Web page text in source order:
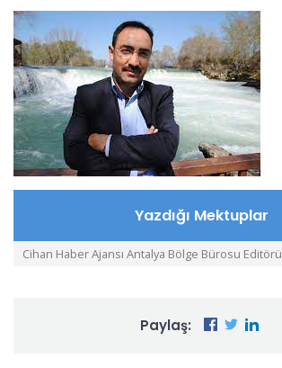
Yazdığı Mektuplar
Cihan Haber Ajansı Antalya Bölge Bürosu Editörü
Paylaş: